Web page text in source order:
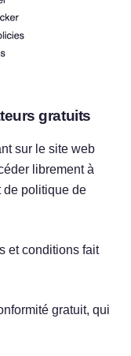
gratuits
sur le site web
librement à
de politique de
et conditions fait
gratuit, qui